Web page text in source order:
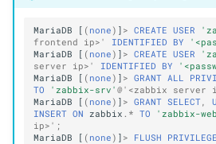
MariaDB [ ( none ) ] > CREATE USER
frontend ip>'
IDENTIFIED BY
MariaDB
[ ( none ) ] > CREATE USER
server ip>'
IDENTIFIED BY
MariaDB
[ ( none ) ] > GRANT ALL
TO
'zabbix-srv'@'<zabbix server
MariaDB
[ ( none ) ] > GRANT SELECT
INSERT ON zabbix . * TO 'zabbix-
ip>' ;
MariaDB
[ ( none ) ] > FLUSH